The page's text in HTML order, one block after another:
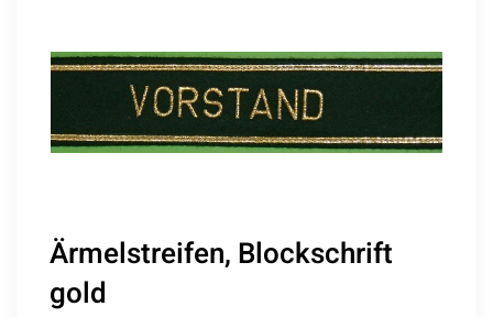
Ärmelstreifen, Blockschrift
gold